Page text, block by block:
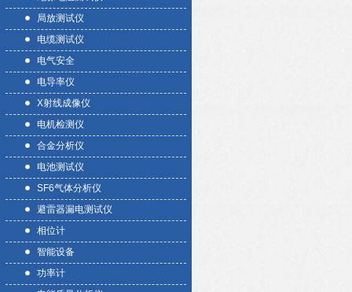
局放测试仪
电缆测试仪
电气安全
电导率仪
X射线成像仪
电机检测仪
合金分析仪
电池测试仪
SF6气体分析仪
避雷器漏电测试仪
相位计
智能设备
功率计